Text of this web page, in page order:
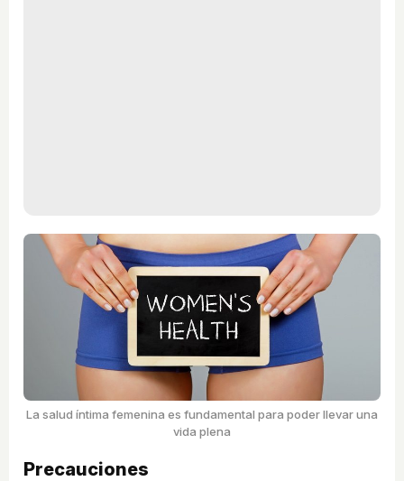
La salud íntima femenina es fundamental para poder llevar una
vida plena
Precauciones